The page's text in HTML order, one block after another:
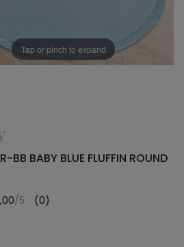
Tap or pinch to expand
BABY BLUE FLUFFIN ROUND
/5 (0)